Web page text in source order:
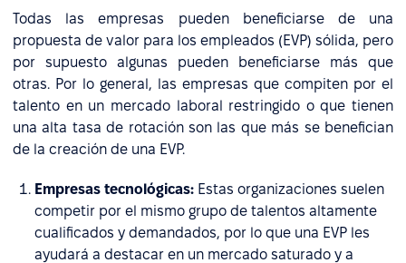
Todas las empresas pueden beneficiarse de una
propuesta de valor para los empleados (EVP) sólida, pero
por supuesto algunas pueden beneficiarse más que
otras. Por lo general, las empresas que compiten por el
talento en un mercado laboral restringido o que tienen
una alta tasa de rotación son las que más se benefician
de la creación de una EVP.
Empresas tecnológicas: Estas organizaciones suelen
competir por el mismo grupo de talentos altamente
cualificados y demandados, por lo que una EVP les
ayudará a destacar en un mercado saturado y a